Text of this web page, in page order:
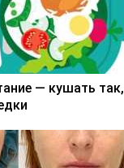
— кушать так,